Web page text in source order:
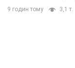
9 годин тому 3,1 т.